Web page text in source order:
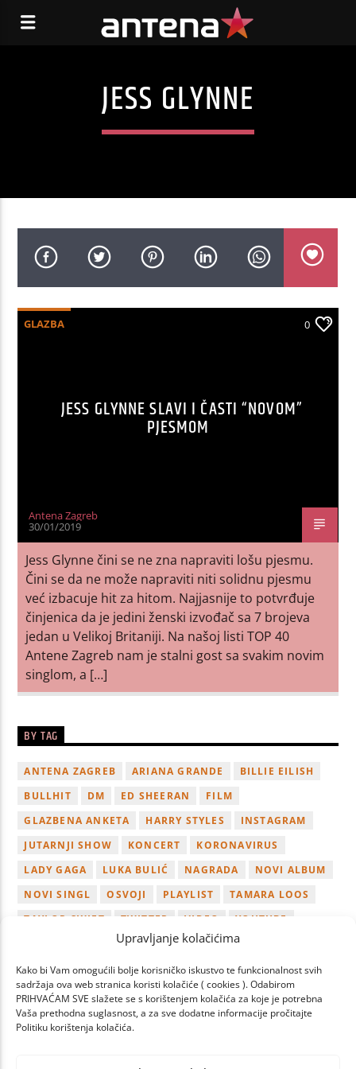
Upravljanje kolačićima
Kako bi Vam omogućili bolje korisničko iskustvo te funkcionalnost svih
sadržaja ova web stranica koristi kolačiće ( cookies ). Odabirom
PRIHVAĆAM SVE slažete se s korištenjem kolačića za koje je potrebna
Vaša prethodna suglasnost, a za sve dodatne informacije pročitajte
Politiku korištenja kolačića.
JESS GLYNNE
GLAZBA 0
JESS GLYNNE SLAVI I ČASTI “NOVOM”
PJESMOM
Antena Zagreb
30/01/2019
Jess Glynne čini se ne zna napraviti lošu pjesmu.
Čini se da ne može napraviti niti solidnu pjesmu
već izbacuje hit za hitom. Najjasnije to potvrđuje
činjenica da je jedini ženski izvođač sa 7 brojeva
jedan u Velikoj Britaniji. Na našoj listi TOP 40
Antene Zagreb nam je stalni gost sa svakim novim
singlom, a […]
BY TAG
ANTENA ZAGREB ARIANA GRANDE
BILLIE EILISH
BULLHIT
DM ED SHEERAN
FILM
GLAZBENA ANKETA
HARRY STYLES
INSTAGRAM
JUTARNJI SHOW
KONCERT
KORONAVIRUS
LADY GAGA
LUKA BULIĆ NAGRADA
NOVI ALBUM
NOVI SINGL
OSVOJI PLAYLIST
TAMARA LOOS
TAYLOR SWIFT
TWITTER VIDEO
YOUTUBE